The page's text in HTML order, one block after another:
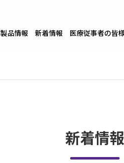
製品情報 新着情報 医療従事者の皆
新着情報